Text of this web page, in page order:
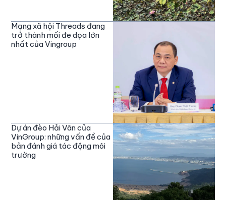
Mạng xã hội Threads đang
trở thành mối đe dọa lớn
nhất của Vingroup
Dự án đèo Hải Vân của
VinGroup: những vấn đề của
bản đánh giá tác động môi
trường